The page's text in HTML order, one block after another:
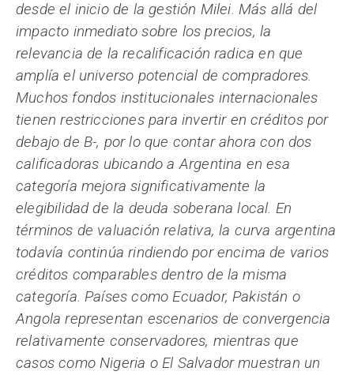
desde el inicio de la gestión Milei. Más allá del
impacto inmediato sobre los precios, la
relevancia de la recalificación radica en que
amplía el universo potencial de compradores.
Muchos fondos institucionales internacionales
tienen restricciones para invertir en créditos por
debajo de B-, por lo que contar ahora con dos
calificadoras ubicando a Argentina en esa
categoría mejora significativamente la
elegibilidad de la deuda soberana local. En
términos de valuación relativa, la curva argentina
todavía continúa rindiendo por encima de varios
créditos comparables dentro de la misma
categoría. Países como Ecuador, Pakistán o
Angola representan escenarios de convergencia
relativamente conservadores, mientras que
casos como Nigeria o El Salvador muestran un